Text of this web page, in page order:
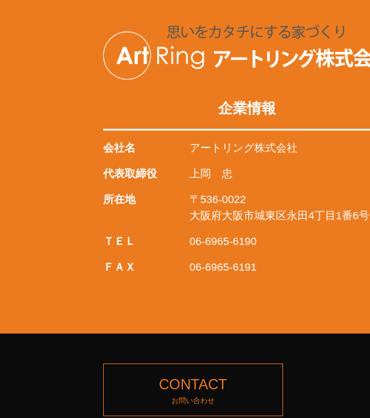
企業情報
会社名 アートリング株式会社
代表取締役 上岡 忠
所在地
〒536-0022
大阪府大阪市城東区永田4丁目1番6号
ＴＥＬ 06-6965-6190
ＦＡＸ 06-6965-6191
CONTACT
お問い合わせ